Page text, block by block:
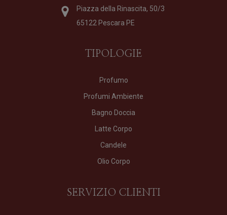
Piazza della Rinascita, 50/3
65122 Pescara PE
TIPOLOGIE
Profumo
Profumi Ambiente
Bagno Doccia
Latte Corpo
Candele
Olio Corpo
SERVIZIO CLIENTI